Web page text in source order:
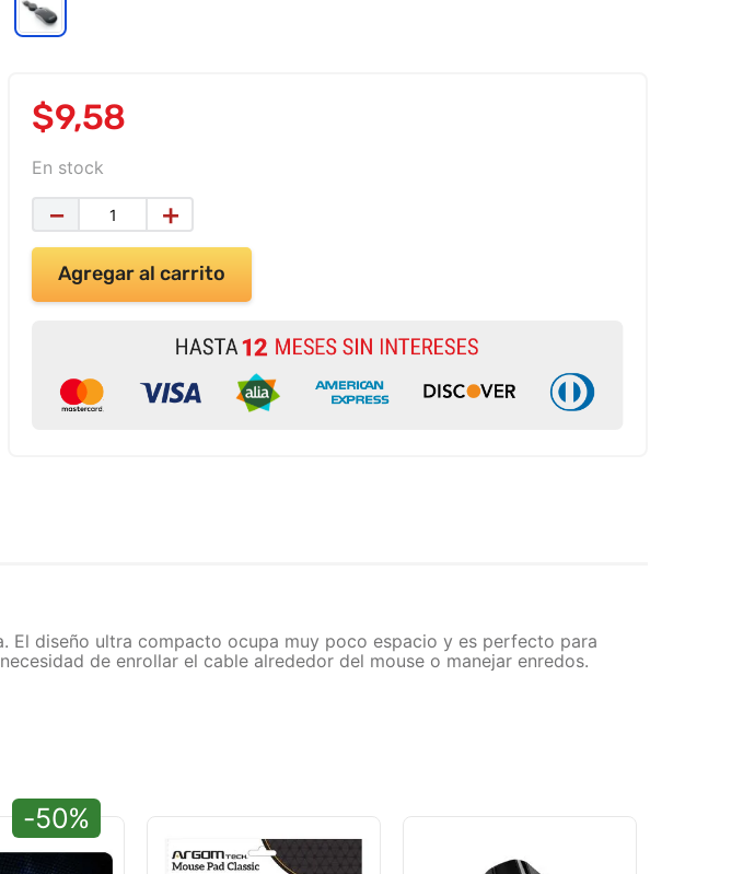
$9,58
En stock
＋
－
Agregar al carrito
El diseño ultra compacto ocupa muy poco espacio y es perfecto para
de enrollar el cable alrededor del mouse o manejar enredos.
-50%